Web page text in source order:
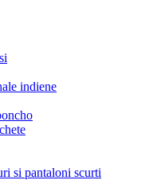
indiene
si pantaloni scurti